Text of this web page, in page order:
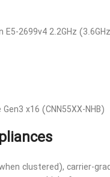
2699v4 2.2GHz
x16 (CNN55XX-NHB)
clustered), carrier-